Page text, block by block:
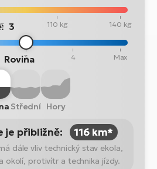
110 kg 140 kg
3
3 4 Max
Rovina
Střední Hory
je přibližně: 116 km*
dále vliv technický stav ekola,
okolí, protivítr a technika jízdy.